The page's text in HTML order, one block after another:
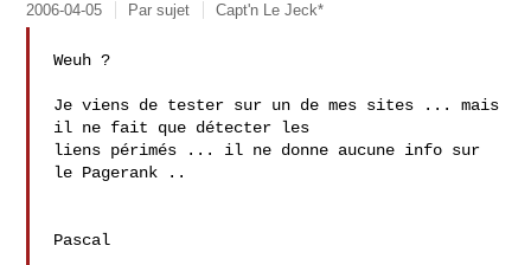
2006-04-05 Par sujet Capt'n Le Jeck*
Weuh ?
Je viens de tester sur un de mes sites ... mais
il ne fait que détecter les
liens périmés ... il ne donne aucune info sur
le Pagerank ..
Pascal